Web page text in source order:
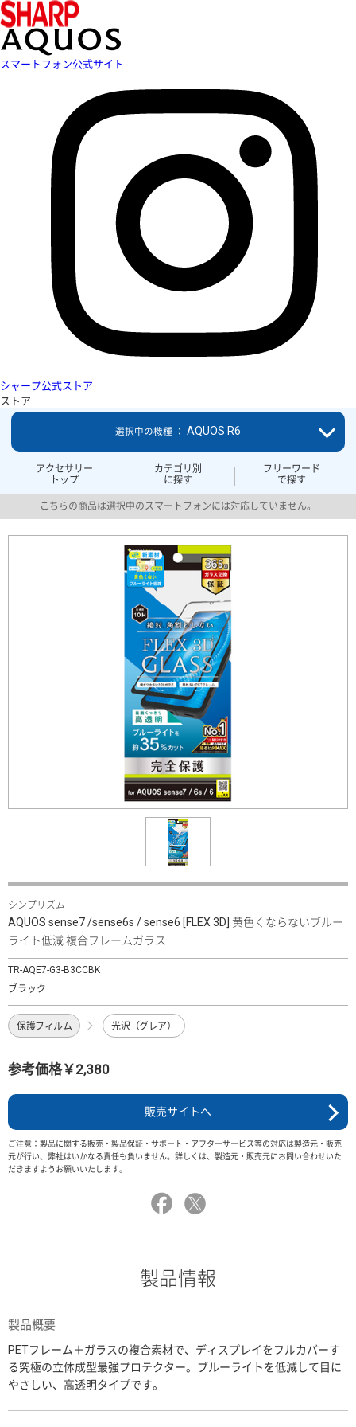
スマートフォン公式サイト
シャープ公式ストア
ストア
アクセサリー
トップ
カテゴリ別
に探す
フリーワード
で探す
選択中の機種 ： AQUOS R6
こちらの商品は選択中のスマートフォンには対応していません。
シンプリズム
AQUOS sense7 /sense6s / sense6 [FLEX 3D] 黄色くならないブルー
ライト低減 複合フレームガラス
TR-AQE7-G3-B3CCBK
ブラック
保護フィルム 光沢（グレア）
参考価格￥2,380
販売サイトへ
ご注意：製品に関する販売・製品保証・サポート・アフターサービス等の対応は製造元・販売
元が行い、弊社はいかなる責任も負いません。詳しくは、製造元・販売元にお問い合わせいた
だきますようお願いいたします。
製品情報
製品概要
PETフレーム＋ガラスの複合素材で、ディスプレイをフルカバーす
る究極の立体成型最強プロテクター。ブルーライトを低減して目に
やさしい、高透明タイプです。